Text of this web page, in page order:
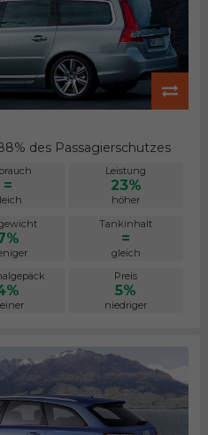
des Passagierschutzes
=
Leistung
23%
höher
Tankinhalt
=
gleich
Preis
5%
niedriger